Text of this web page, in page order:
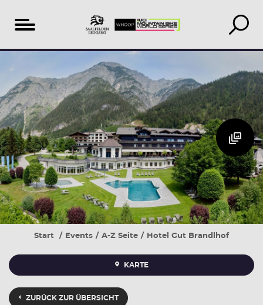
Ort
suchen
buchen
Start Events A-Z Seite Hotel Gut Brandlhof
KARTE
ZURÜCK ZUR ÜBERSICHT